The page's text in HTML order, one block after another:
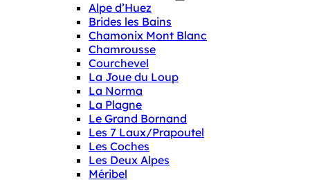
Alpe d’Huez
Brides les Bains
Chamonix Mont Blanc
Chamrousse
Courchevel
La Joue du Loup
La Norma
La Plagne
Le Grand Bornand
Les 7 Laux/Prapoutel
Les Coches
Les Deux Alpes
Méribel